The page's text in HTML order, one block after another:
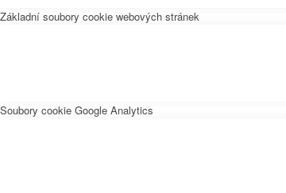
Základní soubory cookie webových stránek
Soubory cookie Google Analytics